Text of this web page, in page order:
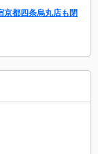
都四条烏丸店も閉